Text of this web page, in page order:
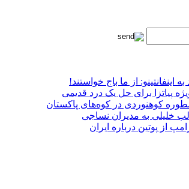
اینفانتینو: از ما باج خواستند!
پیاتزا برای حل یک درد قدیمی
کوهنوردی در کوه‌های پاکستان
خلیلی به مدیران نساجی
از پوتین درباره ایران